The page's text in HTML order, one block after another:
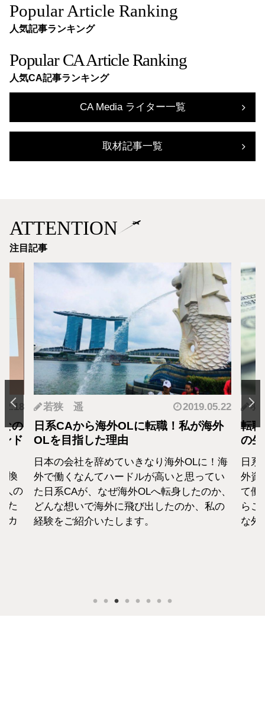
Popular Article Ranking
人気記事ランキング
Popular CA Article Ranking
人気CA記事ランキング
CA Media ライター一覧
取材記事一覧
ATTENTION
注目記事
の
ド
換
人の
た
カ
若狭 遥 2019.05.22
日系CAから海外OLに転職！私が海外
OLを目指した理由
日本の会社を辞めていきなり海外OLに！海
外で働くなんてハードルが高いと思ってい
た日系CAが、なぜ海外OLへ転身したのか、
どんな想いで海外に飛び出したのか、私の
経験をご紹介いたします。
羽
転
の
日
外資
て働
らこ
な外